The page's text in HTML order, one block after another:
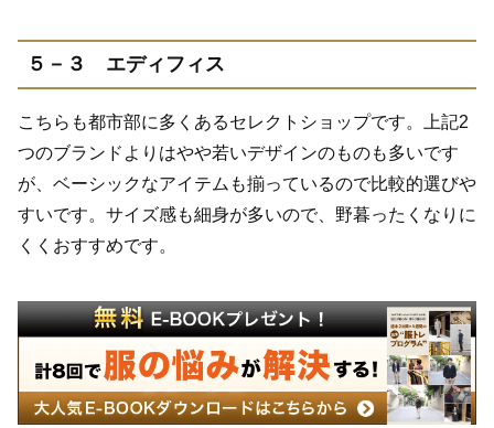
５－３ エディフィス
こちらも都市部に多くあるセレクトショップです。上記2
つのブランドよりはやや若いデザインのものも多いです
が、ベーシックなアイテムも揃っているので比較的選びや
すいです。サイズ感も細身が多いので、野暮ったくなりに
くくおすすめです。